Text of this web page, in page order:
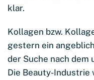
klar.
Kollagen bzw.
gestern ein
der Suche nach dem
Die Beauty-Industrie